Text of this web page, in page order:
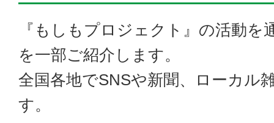
『もしもプロジェクト』の活動
を一部ご紹介します。
全国各地でSNSや新聞、ローカル
す。